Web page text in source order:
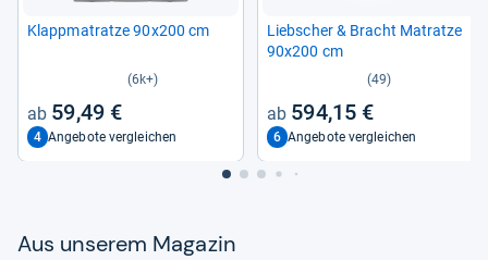
Klapp­ma­tratze 90x200 cm
(6k+)
59,49 €
4 Angebote vergleichen
Lieb­scher & Bracht Matratze
90x200 cm
(49)
594,15 €
6 Angebote vergleichen
Aus unse­rem Maga­zin